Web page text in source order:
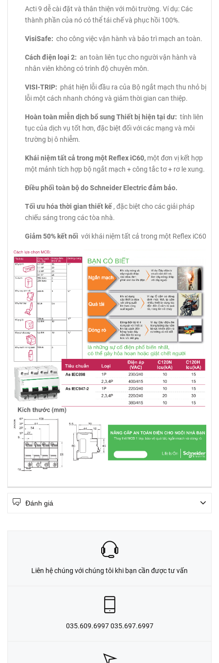
Acti 9 dễ cài đặt và thân thiện với môi trường. Ví dụ: Các
thành phần của nó có thể tái chế và phục hồi 100%.
VisiSafe: cho công việc vận hành và bảo trì mạch an toàn.
Cách điện loại 2: an toàn liên tục cho người vận hành và
nhân viên không có trình độ chuyên môn.
VISI-TRIP: phát hiện lỗi đầu ra của Bộ ngắt mạch thu nhỏ bị
lỗi một cách nhanh chóng và giảm thời gian can thiệp.
Hoàn toàn miễn dịch bổ sung Thiết bị hiện tại dư: tính liên
tục của dịch vụ tốt hơn, đặc biệt đối với các mạng và môi
trường bị ô nhiễm.
Khái niệm tất cả trong một Reflex iC60, một đơn vị kết hợp
một mảnh tích hợp bộ ngắt mạch + công tắc tơ + rơ le xung.
Điều phối toàn bộ do Schneider Electric đảm bảo.
Tối ưu hóa thời gian thiết kế , đặc biệt cho các giải pháp
chiếu sáng trong các tòa nhà.
Giảm 50% kết nối với khái niệm tất cả trong một Reflex iC60
Đánh giá
Liên hệ chúng với chúng tôi khi bạn cần được tư vấn
035.609.6997 035.697.6997